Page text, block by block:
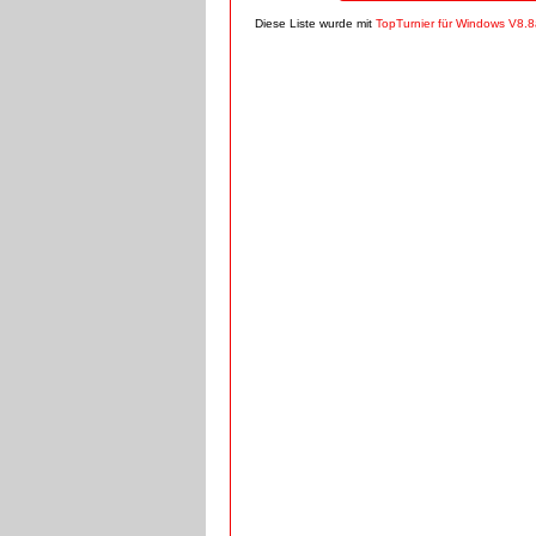
Diese Liste wurde mit TopTurnier für Windows